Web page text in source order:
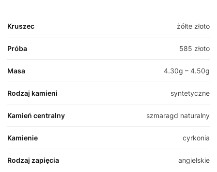
Kruszec żółte złoto
Próba 585 złoto
Masa 4.30g – 4.50g
Rodzaj kamieni syntetyczne
Kamień centralny szmaragd naturalny
Kamienie cyrkonia
Rodzaj zapięcia angielskie